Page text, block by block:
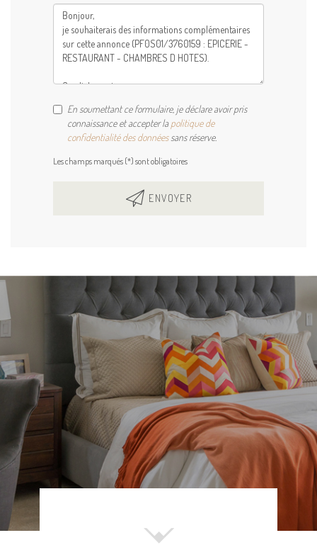
En soumettant ce formulaire, je déclare avoir pris
connaissance et accepter lapolitique de
confidentialité des donnéessans réserve.
Les champs marqués (*) sont obligatoires
ENVOYER